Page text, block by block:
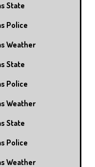
State
Police
Weather
State
Police
Weather
State
Police
Weather